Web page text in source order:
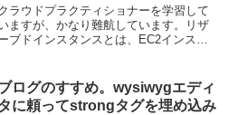
ラウドプラクティショナーを学習して
ますが、かなり難航しています。リザ
ブドインスタンスとは、EC2インスタ
の概念としてセービングプラン
（Saving Plan）と...
ログのすすめ。wysiwygエディ
に頼ってstrongタグを埋め込み